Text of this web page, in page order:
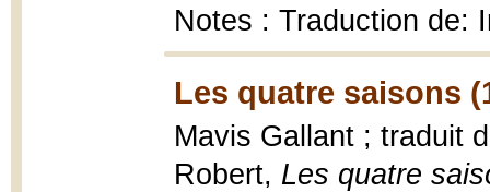
Notes : Traduction de:
Les quatre saisons
Mavis Gallant ; traduit
Robert, Les quatre